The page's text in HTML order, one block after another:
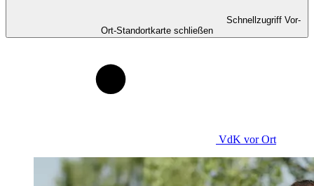
Schnellzugriff Vor-
Ort-Standortkarte schließen
VdK vor Ort